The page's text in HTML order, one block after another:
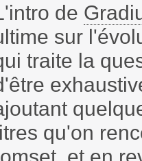
de
sur
traite la
qu'on
et en